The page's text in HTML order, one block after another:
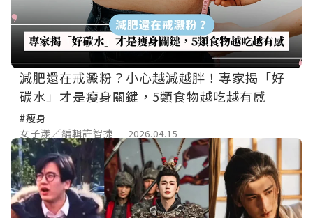
減肥還在戒澱粉？小心越減越胖！專家揭「好
碳水」才是瘦身關鍵，5類食物越吃越有感
#瘦身
女子漾／編輯許智捷
2026.04.15